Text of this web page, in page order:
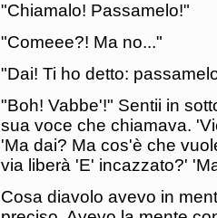
"Chiamalo! Passamelo!"
"Comeee?! Ma no..."
"Dai! Ti ho detto:
"Boh! Vabbe'!" Sentii in
sua voce che chiamava.
'Ma dai? Ma cos'è che
via liberà 'E' incazzato?'
Cosa diavolo avevo in